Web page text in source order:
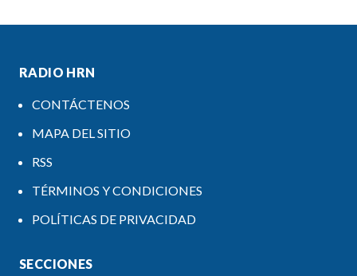
RADIO HRN
CONTÁCTENOS
MAPA DEL SITIO
RSS
TÉRMINOS Y CONDICIONES
POLÍTICAS DE PRIVACIDAD
SECCIONES